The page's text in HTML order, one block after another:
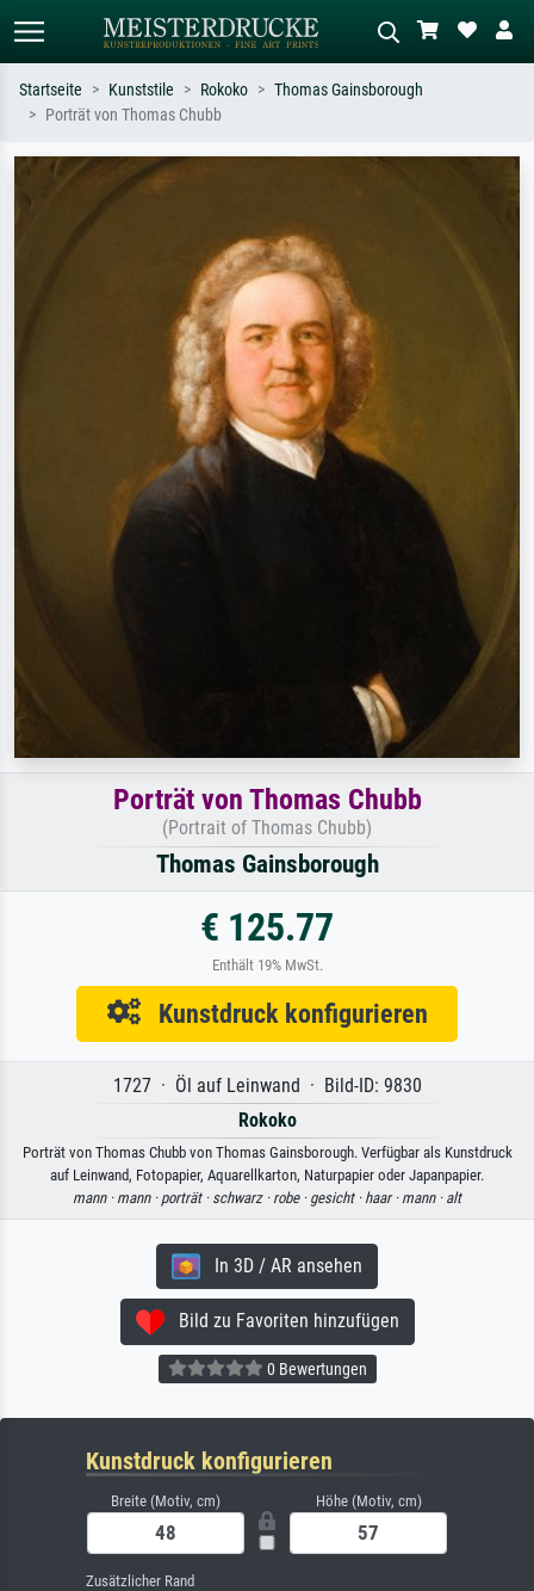
Suchen Sie nach Künstlern, Werktiteln
Sternennacht, Impressionismus, Welle
Startseite Kunststile Rokoko
Thomas Gainsborough
Porträt von Thomas Chubb
Porträt von Thomas Chubb
(Portrait of Thomas Chubb)
Thomas Gainsborough
€ 125.77
Enthält 19% MwSt.
Kunstdruck konfigurieren
1727 · Öl auf Leinwand · Bild-ID: 9830
Rokoko
Porträt von Thomas Chubb von Thomas Gainsborough. Verfügbar als Kunstdruck
auf Leinwand, Fotopapier, Aquarellkarton, Naturpapier oder Japanpapier.
mann · mann · porträt · schwarz · robe · gesicht · haar · mann · alt
In 3D / AR ansehen
Bild zu Favoriten hinzufügen
0 Bewertungen
Kunstdruck konfigurieren
Breite (Motiv, cm) Höhe (Motiv, cm)
Zusätzlicher Rand